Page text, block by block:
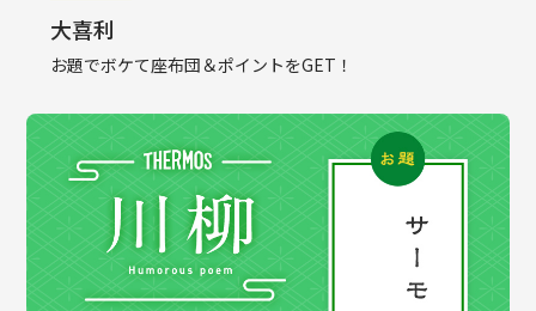
大喜利
お題でボケて座布団＆ポイントをGET！